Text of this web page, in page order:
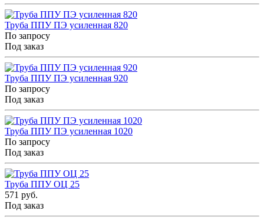
Труба ППУ ПЭ усиленная 820
По запросу
Под заказ
Труба ППУ ПЭ усиленная 920
По запросу
Под заказ
Труба ППУ ПЭ усиленная 1020
По запросу
Под заказ
Труба ППУ ОЦ 25
571 руб.
Под заказ